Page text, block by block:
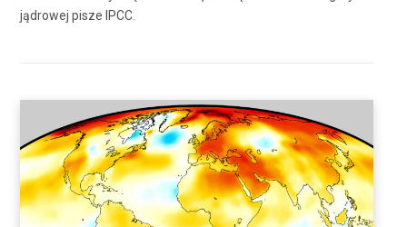
jądrowej pisze IPCC.